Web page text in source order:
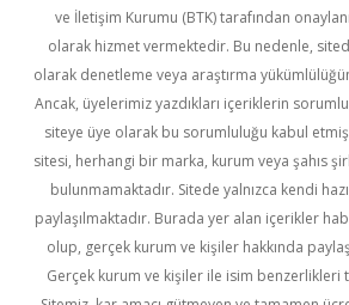
ve İletişim Kurumu (BTK) tarafından
olarak hizmet vermektedir. Bu nedenle,
olarak denetleme veya araştırma
Ancak, üyelerimiz yazdıkları içeriklerin
siteye üye olarak bu sorumluluğu kabul etmiş
sitesi, herhangi bir marka, kurum veya şahıs
bulunmamaktadır. Sitede yalnızca kendi
paylaşılmaktadır. Burada yer alan içerikler
olup, gerçek kurum ve kişiler hakkında
Gerçek kurum ve kişiler ile isim